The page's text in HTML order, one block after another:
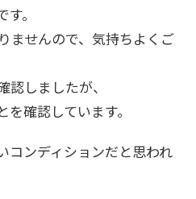
。
ませんので、気持ちよくご
しましたが、
確認しています。
コンディションだと思われ